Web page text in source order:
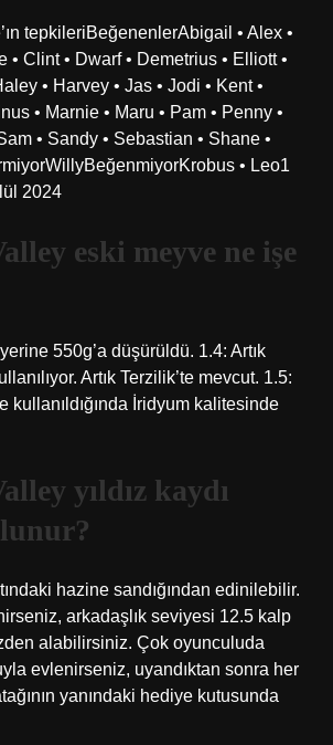
tepkileriBeğenenlerAbigail • Alex •
• Clint • Dwarf • Demetrius • Elliott •
• Harvey • Jas • Jodi • Kent •
• Marnie • Maru • Pam • Penny •
• Sandy • Sebastian • Shane •
• Leo1
2024
eski meyve ne işe
550g’a düşürüldü. 1.4: Artık
Artık Terzilik’te mevcut. 1.5:
kullanıldığında İridyum kalitesinde
yıldız kaydı
hazine sandığından edinilebilir.
arkadaşlık seviyesi 12.5 kalp
alabilirsiniz. Çok oyunculuda
evlenirseniz, uyandıktan sonra her
yanındaki hediye kutusunda